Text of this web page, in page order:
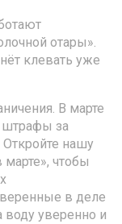
отары».
клевать уже
В марте
штрафы за
Откройте нашу
чтобы
в деле
уверенно и